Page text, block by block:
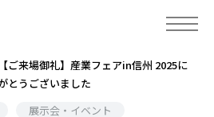
【ご来場御礼】産業フェアin信州 2025に
とうございました
展示会・イベント